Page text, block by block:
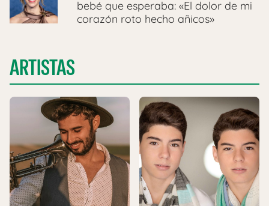
bebé que esperaba: «El dolor de mi
corazón roto hecho añicos»
ARTISTAS